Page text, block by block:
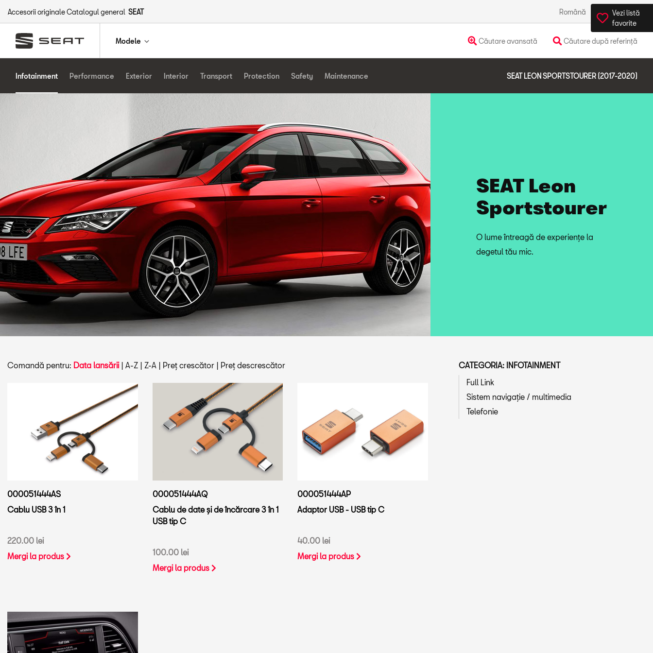
Accesorii originale Catalogul general SEAT Română România
Modele Căutare avansată Căutare după referință
Vezi listă
favorite
Infotainment Performance Exterior Interior Transport Protection Safety Maintenance SEAT LEON SPORTSTOURER (2017-2020)
SEAT Leon
Sportstourer
O lume întreagă de experiențe la
degetul tău mic.
Comandă pentru: Data lansării| A-Z | Z-A | Preț crescător | Preț descrescător
000051444AS
Cablu USB 3 în 1
220.00 lei
Mergi la produs
000051444AQ
Cablu de date și de încărcare 3 în 1
USB tip C
100.00 lei
Mergi la produs
000051444AP
Adaptor USB - USB tip C
40.00 lei
Mergi la produs
CATEGORIA: INFOTAINMENT
Full Link
Sistem navigație / multimedia
Telefonie